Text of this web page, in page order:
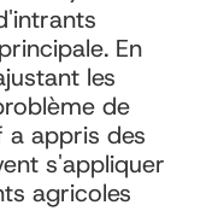
En
les
de
a appris des
s'appliquer
agricoles